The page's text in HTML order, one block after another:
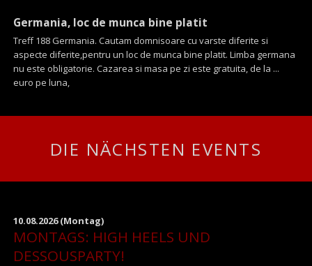
Germania, loc de munca bine platit
Treff 188 Germania. Cautam domnisoare cu varste diferite si
aspecte diferite,pentru un loc de munca bine platit. Limba germana
nu este obligatorie. Cazarea si masa pe zi este gratuita, de la ...
euro pe luna,
DIE NÄCHSTEN EVENTS
10.08.2026 (Montag)
MONTAGS: HIGH HEELS UND
DESSOUSPARTY!